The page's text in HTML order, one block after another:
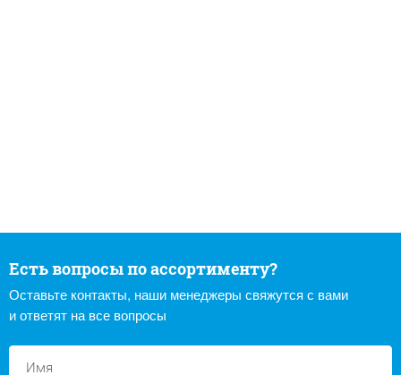
Есть вопросы по ассортименту?
Оставьте контакты, наши менеджеры свяжутся с вами
и ответят на все вопросы